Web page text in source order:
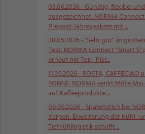
03.06.2026- Günstig, flexibel und
ausgezeichnet: NORMA
Prepaid-Jahrespakete mit ...
28.05.2026- "Sehr gut" im
Test: NORMA Connect "Smart
erneut mit Top- Plat...
11.05.2026- RÖSTA, CAFFECIAO
SONNE: NORMA senkt Mitte
auf Kaffeeprodukte ...
08.05.2026- Spatenstich bei
Kerpen: Erweiterung der Kühl-
Tiefkühllogistik schafft ...